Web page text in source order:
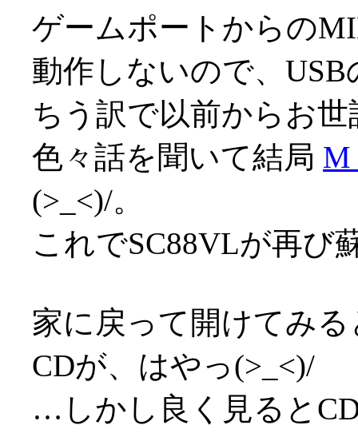
ゲームポートからの
動作しないので、
ちう訳で以前からお
色々話を聞いて結局 M
(>_<)/。
これでSC88VLが再び
家に戻って開けてみ
CDが、はやっ(>_<)/
…しかし良く見ると